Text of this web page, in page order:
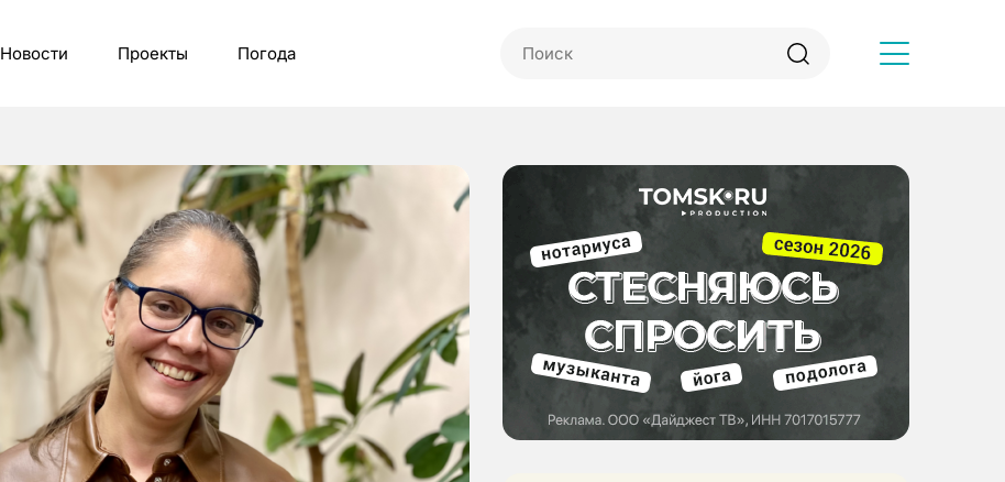
Новости Проекты Погода